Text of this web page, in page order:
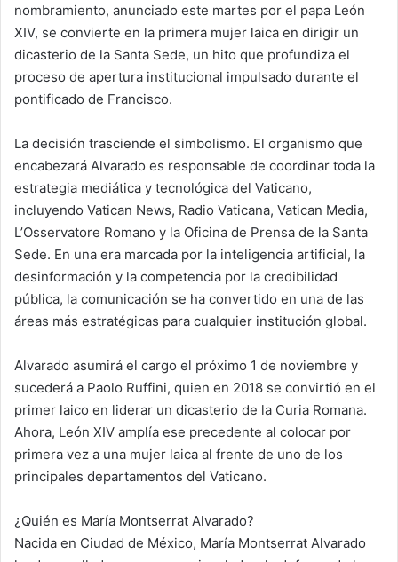
nombramiento, anunciado este martes por el papa León
XIV, se convierte en la primera mujer laica en dirigir un
dicasterio de la Santa Sede, un hito que profundiza el
proceso de apertura institucional impulsado durante el
pontificado de Francisco.
La decisión trasciende el simbolismo. El organismo que
encabezará Alvarado es responsable de coordinar toda la
estrategia mediática y tecnológica del Vaticano,
incluyendo Vatican News, Radio Vaticana, Vatican Media,
L’Osservatore Romano y la Oficina de Prensa de la Santa
Sede. En una era marcada por la inteligencia artificial, la
desinformación y la competencia por la credibilidad
pública, la comunicación se ha convertido en una de las
áreas más estratégicas para cualquier institución global.
Alvarado asumirá el cargo el próximo 1 de noviembre y
sucederá a Paolo Ruffini, quien en 2018 se convirtió en el
primer laico en liderar un dicasterio de la Curia Romana.
Ahora, León XIV amplía ese precedente al colocar por
primera vez a una mujer laica al frente de uno de los
principales departamentos del Vaticano.
¿Quién es María Montserrat Alvarado?
Nacida en Ciudad de México, María Montserrat Alvarado